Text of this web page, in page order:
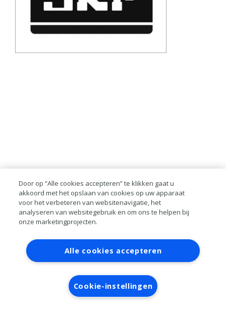
Contact Account aanvragen
Inloggen
RAI bestanden
Privacy
Algemene
voorwaarden
Verwerkersovereenkomst
Door op “Alle cookies accepteren” te klikken gaat u
akkoord met het opslaan van cookies op uw apparaat
voor het verbeteren van websitenavigatie, het
analyseren van websitegebruik en om ons te helpen bij
onze marketingprojecten.
Alle cookies accepteren
Cookie-instellingen